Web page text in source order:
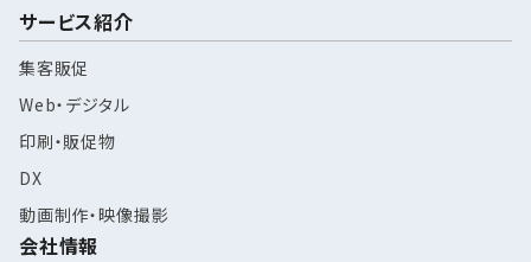
サービス紹介
集客販促
Web・デジタル
印刷・販促物
DX
動画制作・映像撮影
会社情報